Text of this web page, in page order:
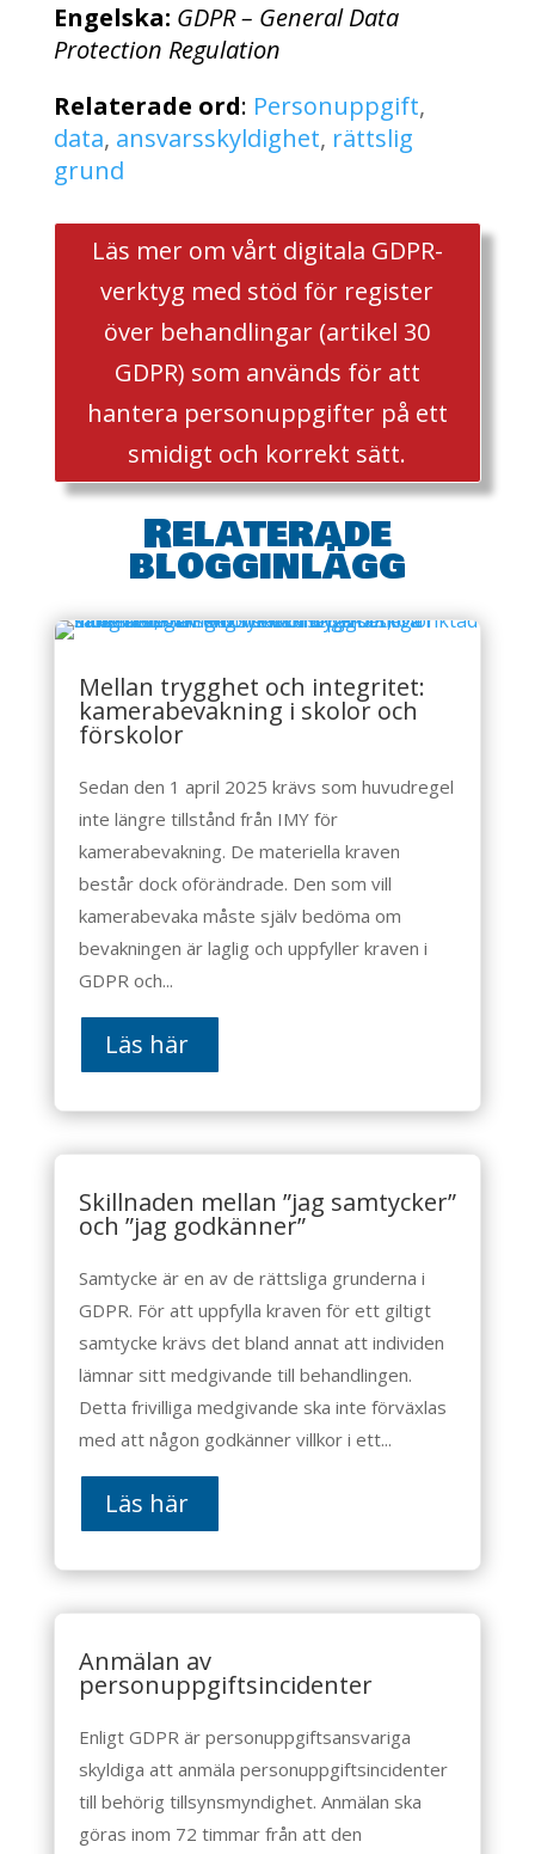
Engelska: GDPR – General Data
Protection Regulation
Relaterade ord: Personuppgift,
data, ansvarsskyldighet, rättslig
grund
Läs mer om vårt digitala GDPR-
verktyg med stöd för register
över behandlingar (artikel 30
GDPR) som används för att
hantera personuppgifter på ett
smidigt och korrekt sätt.
Relaterade
blogginlägg
Mellan trygghet och integritet:
kamerabevakning i skolor och
förskolor
Sedan den 1 april 2025 krävs som huvudregel
inte längre tillstånd från IMY för
kamerabevakning. De materiella kraven
består dock oförändrade. Den som vill
kamerabevaka måste själv bedöma om
bevakningen är laglig och uppfyller kraven i
GDPR och...
Läs här
Skillnaden mellan ”jag samtycker”
och ”jag godkänner”
Samtycke är en av de rättsliga grunderna i
GDPR. För att uppfylla kraven för ett giltigt
samtycke krävs det bland annat att individen
lämnar sitt medgivande till behandlingen.
Detta frivilliga medgivande ska inte förväxlas
med att någon godkänner villkor i ett...
Läs här
Anmälan av
personuppgiftsincidenter
Enligt GDPR är personuppgiftsansvariga
skyldiga att anmäla personuppgiftsincidenter
till behörig tillsynsmyndighet. Anmälan ska
göras inom 72 timmar från att den